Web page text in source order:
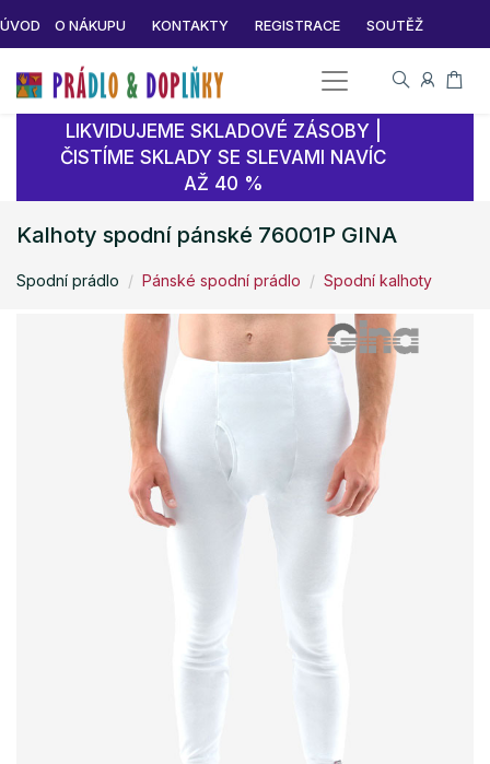
ÚVOD O NÁKUPU KONTAKTY REGISTRACE SOUTĚŽ
LIKVIDUJEME SKLADOVÉ ZÁSOBY |
ČISTÍME SKLADY SE SLEVAMI NAVÍC
AŽ 40 %
Kalhoty spodní pánské 76001P GINA
Spodní prádlo Pánské spodní prádlo Spodní kalhoty